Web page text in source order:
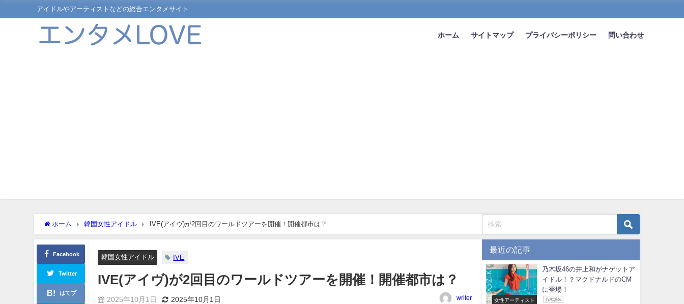
アイドルやアーティストなどの総合エンタメサイト
ホーム サイトマップ プライバシーポリシー 問い合わせ
ホーム 韓国女性アイドル IVE(アイヴ)が2回目のワールドツアーを開催！開催都市は？
Facebook
Twitter
はてブ
韓国女性アイドル IVE
IVE(アイヴ)が2回目のワールドツアーを開催！開催都市は？
2025年10月1日 2025年10月1日 writer
最近の記事
女性アーティスト
乃木坂46の井上和がナゲットア
イドル！？マクドナルドのCM
に登場！
乃木坂46